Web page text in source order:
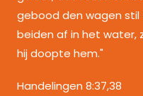
gebood den wagen stil
beiden af in het water,
hij doopte hem."
Handelingen 8:37,38